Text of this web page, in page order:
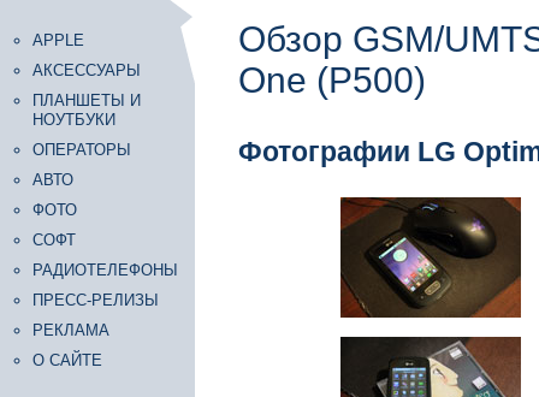
APPLE
АКСЕССУАРЫ
ПЛАНШЕТЫ И
НОУТБУКИ
ОПЕРАТОРЫ
АВТО
ФОТО
СОФТ
РАДИОТЕЛЕФОНЫ
ПРЕСС-РЕЛИЗЫ
РЕКЛАМА
О САЙТЕ
Обзор GSM/
One (P500)
Фотографии LG